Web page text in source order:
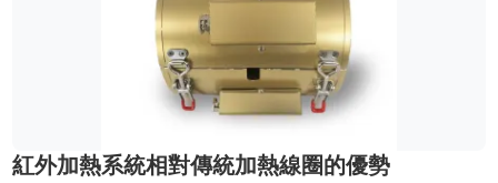
紅外加熱系統相對傳統加熱線圈的優勢